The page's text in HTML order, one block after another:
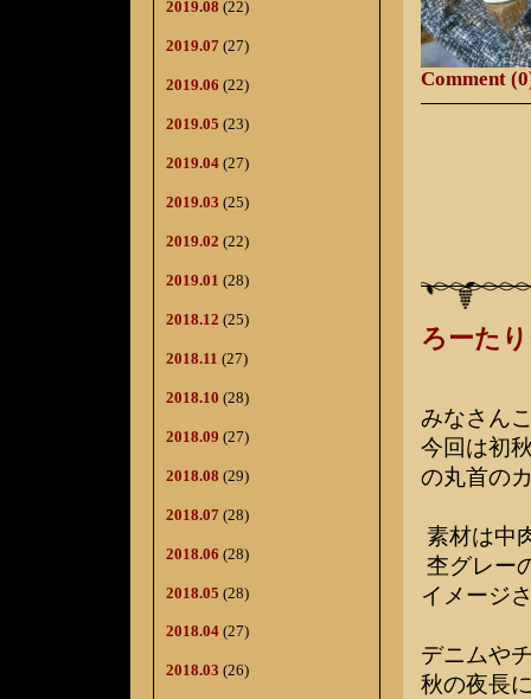
2019.08 (22)
2019.07 (27)
2019.06 (22)
2019.05 (23)
2019.04 (27)
2019.03 (25)
2019.02 (22)
2019.01 (28)
2018.12 (25)
2018.11 (27)
2018.10 (28)
2018.09 (27)
2018.08 (29)
2018.07 (28)
2018.06 (28)
2018.05 (28)
2018.04 (27)
2018.03 (26)
Comment
ろーた
みなさん
今回は初
の丸首の
素材は中
杢グレー
イメージ
デニムや
秋の夜長